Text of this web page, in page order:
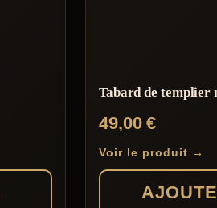
Tabard de templier
49,00€
Voir le produit →